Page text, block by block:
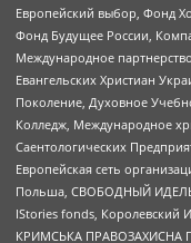
Европейский выбор, Фонд
Фонд Будущее России,
Международное
Евангельских Христиан
Поколение, Духовное
Колледж, Международное
Саентологических
Европейская сеть
Польша, СВОБОДНЫЙ ИДЕЛЬ-
IStories fonds, Королевский
КРИМСЬКА ПРАВОЗАХИСНА